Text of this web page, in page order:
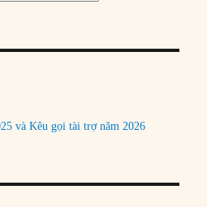
và Kêu gọi tài trợ năm 2026